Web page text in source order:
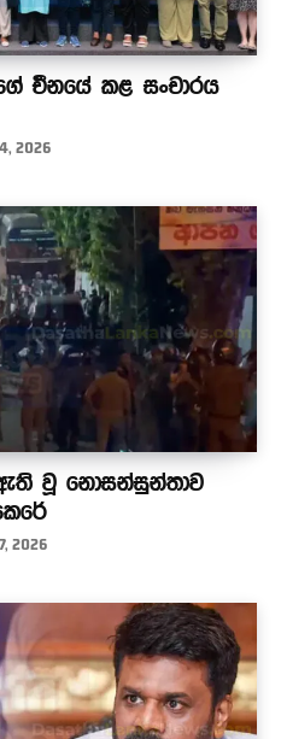
චීනයේ කළ සංචාරය
2026
වූ නොසන්සුන්තාව
2026